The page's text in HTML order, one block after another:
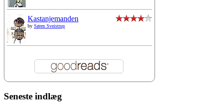
Kastanjemanden
by Søren Sveistrup
Seneste indlæg